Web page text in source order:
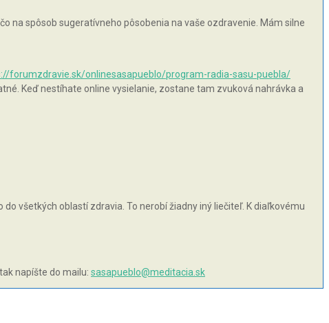
na spôsob sugeratívneho pôsobenia na vaše ozdravenie. Mám silne
forumzdravie.sk/onlinesasapueblo/program-radia-sasu-puebla/
Keď nestíhate online vysielanie, zostane tam zvuková nahrávka a
všetkých oblastí zdravia. To nerobí žiadny iný liečiteľ. K diaľkovému
napíšte do mailu: sasapueblo@meditacia.sk